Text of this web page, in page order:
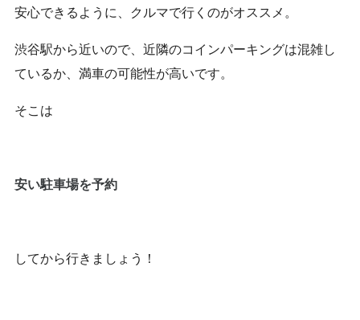
安心できるように、クルマで行くのがオススメ。
渋谷駅から近いので、近隣のコインパーキングは混雑し
ているか、満車の可能性が高いです。
そこは
安い駐車場を予約
してから行きましょう！